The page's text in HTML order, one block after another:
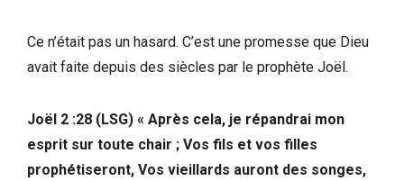
Ce n’était pas un hasard. C’est une promesse que Dieu
avait faite depuis des siècles par le prophète Joël.
Joël 2 :28 (LSG) « Après cela, je répandrai mon
esprit sur toute chair ; Vos fils et vos filles
prophétiseront, Vos vieillards auront des songes,